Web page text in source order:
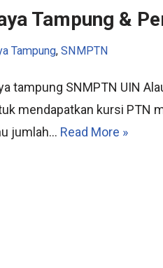
Tampung &
Tampung, SNMPTN
tampung SNMPTN UIN
mendapatkan kursi PTN
jumlah… Read More »